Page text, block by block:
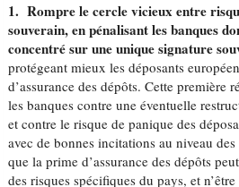
1. Rompre le cercle vicieux entre
souverain, en pénalisant les banques
concentré sur une unique signature
protégeant mieux les déposants
d’assurance des dépôts. Cette première
les banques contre une éventuelle
et contre le risque de panique des
avec de bonnes incitations au niveau
que la prime d’assurance des dépôts
des risques spécifiques du pays, et